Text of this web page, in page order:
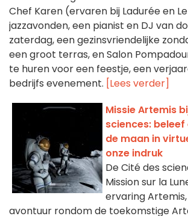
Chef Karen (ervaren bij Ladurée en
jazzavonden, een pianist en DJ van
zaterdag, een gezinsvriendelijke
een groot terras, en Salon
te huren voor een feestje, een
bedrijfs evenement. [Lees verder]
Missie Artemis
sciences:
de maan in
onze indruk
De Cité des
Mission sur la
ervaring
avontuur rondom de toekomstige